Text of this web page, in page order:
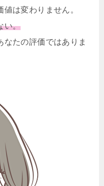
は変わりません。
い。
たの評価ではありま